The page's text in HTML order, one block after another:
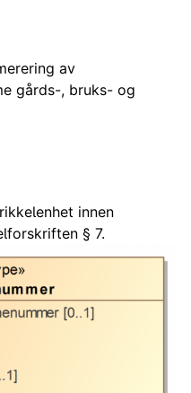
av
gårds-, bruks- og
innen
§ 7.